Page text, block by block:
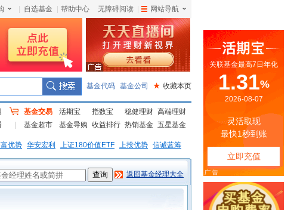
自选基金 帮助中心 无障碍阅读 网站导航
基金代码 基金公司 ★ 收藏本页
基金交易 活期宝 指数宝 稳健理财 高端理财
基金超市
基金导购 收益排行 热销基金 五星基金
优势 华安宏利 上证180价值ETF 上投优势 信诚蓝筹
返回基金经理大全